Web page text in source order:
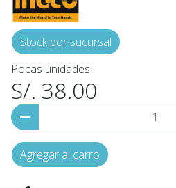
Stock por sucursal
Pocas unidades.
S/. 38.00
Agregar al carro